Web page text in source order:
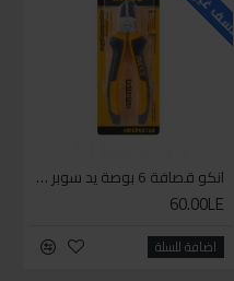
انكو قصافة 6 بوصة يد سوبر وان
60.00LE
اضافة للسلة